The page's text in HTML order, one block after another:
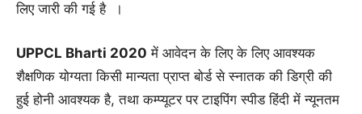
लिए जारी की गई है ।
UPPCL Bharti 2020 में आवेदन के लिए के लिए आवश्यक
शैक्षणिक योग्यता किसी मान्यता प्राप्त बोर्ड से स्नातक की डिग्री की
हुई होनी आवश्यक है, तथा कम्प्यूटर पर टाइपिंग स्पीड हिंदी में न्यूनतम